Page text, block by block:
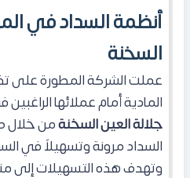
أنظمة السداد في
السخنة
عملت الشركة المطورة على
المادية أمام عملائها
جلالة العين السخنةمن خلال
السداد مرونة وتسهيلاً في
وتهدف هذه التسهيلات إلى